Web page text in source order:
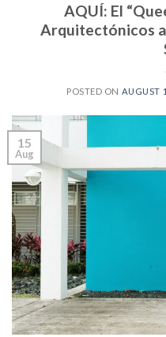
AQUÍ: El
Arquitectónicos
POSTED ON AUGUST
15
Aug